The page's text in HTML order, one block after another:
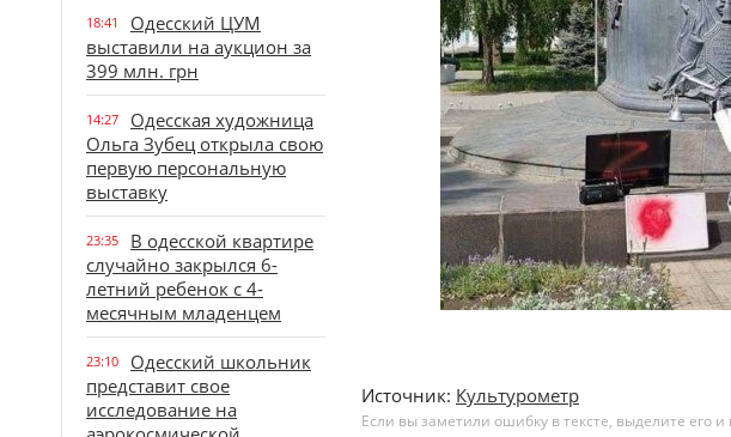
18:41
Одесский ЦУМ
выставили на аукцион за
399 млн. грн
14:27
Одесская художница
Ольга Зубец открыла свою
первую персональную
выставку
23:35
В одесской квартире
случайно закрылся 6-
летний ребенок с 4-
месячным младенцем
23:10
Одесский школьник
представит свое
исследование на
Источник: Культурометр
Если вы заметили ошибку в тексте, выделите его